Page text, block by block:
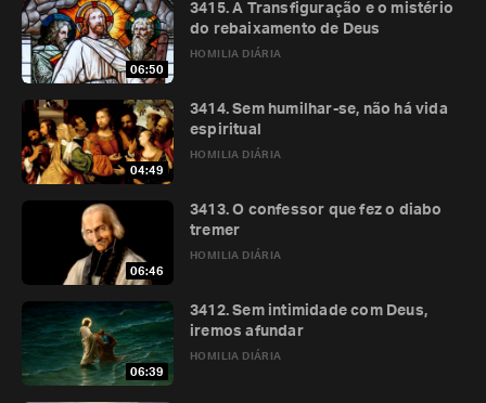
06:50
HOMILIA DIÁRIA
3415. A Transfiguração e o mistério
do rebaixamento de Deus
04:49
HOMILIA DIÁRIA
3414. Sem humilhar-se, não há vida
espiritual
06:46
HOMILIA DIÁRIA
3413. O confessor que fez o diabo
tremer
06:39
HOMILIA DIÁRIA
3412. Sem intimidade com Deus,
iremos afundar